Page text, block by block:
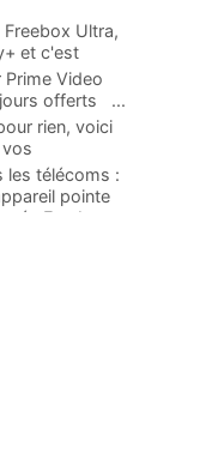
Ultra,
et c'est
Video
offerts
...
rien, voici
...
les télécoms :
pointe
Freebox...